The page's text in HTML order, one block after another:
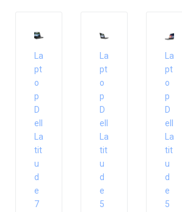
La
pt
o
p
D
ell
La
tit
u
d
e
7
La
pt
o
p
D
ell
La
tit
u
d
e
5
La
pt
o
p
D
ell
La
tit
u
d
e
5